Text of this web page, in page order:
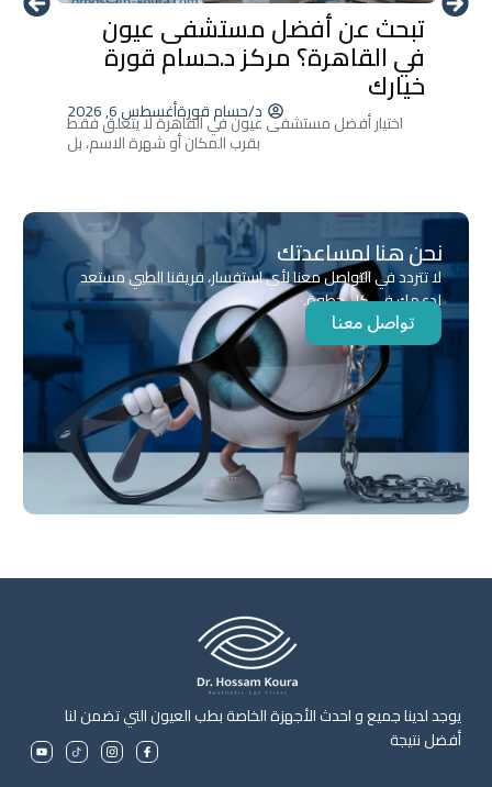
تبحث عن أفضل مستشفى عيون
في القاهرة؟ مركز د.حسام قورة
خيارك
د/حسام قورةأغسطس 6, 2026
اختيار أفضل مستشفى عيون في القاهرة لا يتعلق فقط
بقرب المكان أو شهرة الاسم، بل
نحن هنا لمساعدتك
لا تتردد في التواصل معنا لأي استفسار، فريقنا الطبي مستعد
لدعمك في كل خطوة.
تواصل معنا
يوجد لدينا جميع و احدث الأجهزة الخاصة بطب العيون التي تضمن لنا
أفضل نتيجة